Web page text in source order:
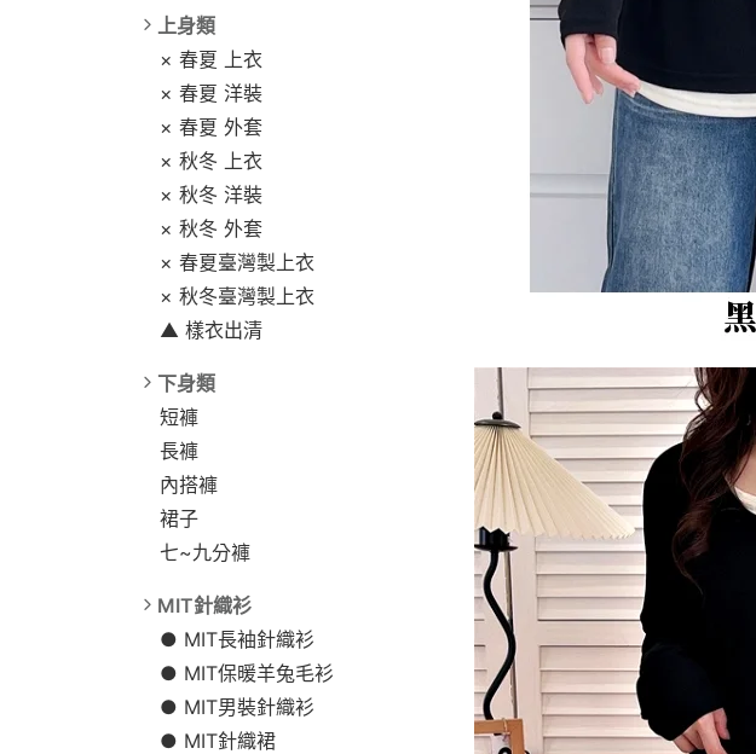
上身類
× 春夏 上衣
× 春夏 洋裝
× 春夏 外套
× 秋冬 上衣
× 秋冬 洋裝
× 秋冬 外套
× 春夏臺灣製上衣
× 秋冬臺灣製上衣
▲ 樣衣出清
下身類
短褲
長褲
內搭褲
裙子
七~九分褲
MIT針織衫
● MIT長袖針織衫
● MIT保暖羊兔毛衫
● MIT男裝針織衫
● MIT針織裙